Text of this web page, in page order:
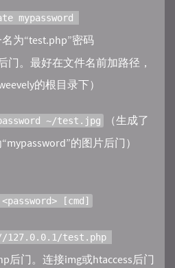
mypassword
名为“test.php”密码
门。最好在文件名前加路径，
的根目录下）
~/test.jpg
（生成了
的图片后门）
[cmd]
127.0.0.1/test.php
后门。连接img或htaccess后门